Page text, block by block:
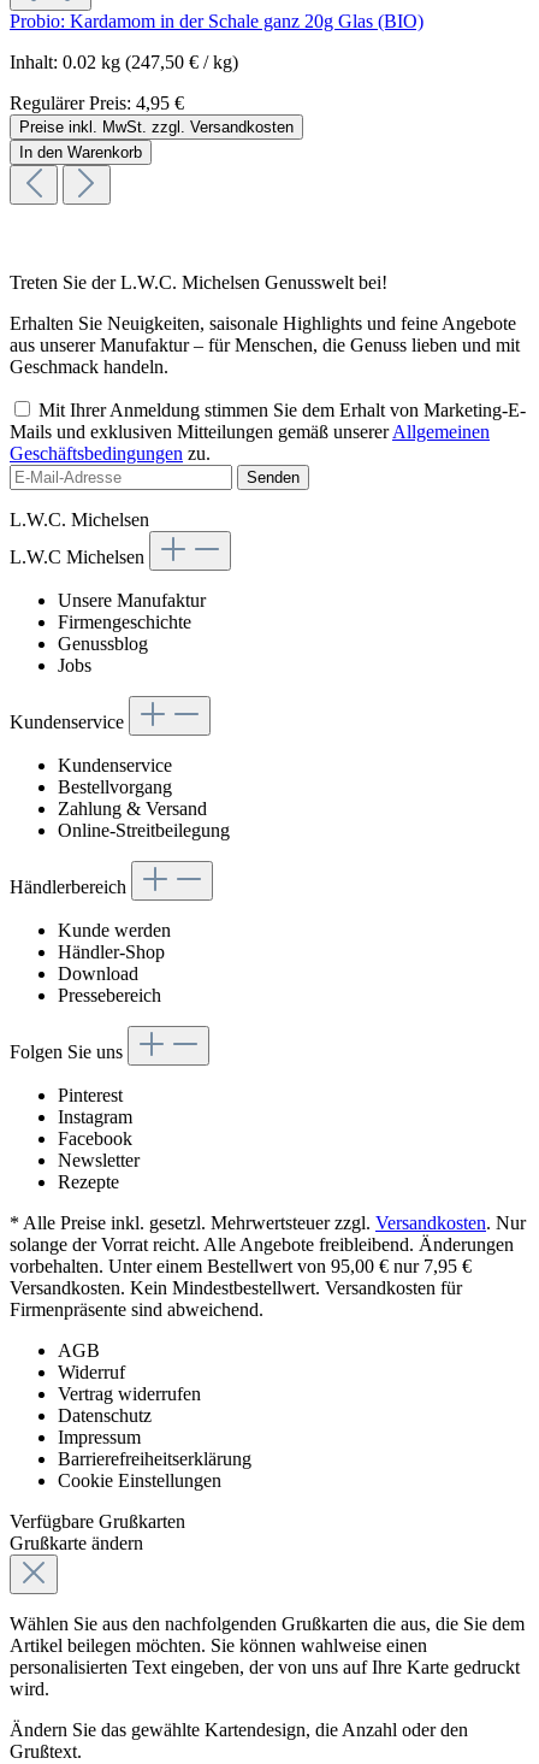
Probio: Kardamom in der Schale ganz 20g Glas (BIO)
Inhalt: 0.02 kg (247,50 € / kg)
Regulärer Preis: 4,95 €
Preise inkl. MwSt. zzgl. Versandkosten
In den Warenkorb
Treten Sie der L.W.C. Michelsen Genusswelt bei!
Erhalten Sie Neuigkeiten, saisonale Highlights und feine Angebote
aus unserer Manufaktur – für Menschen, die Genuss lieben und mit
Geschmack handeln.
Mit Ihrer Anmeldung stimmen Sie dem Erhalt von Marketing-E-
Mails und exklusiven Mitteilungen gemäß unsererAllgemeinen
Geschäftsbedingungen zu.
Senden
L.W.C. Michelsen
L.W.C Michelsen
Unsere Manufaktur
Firmengeschichte
Genussblog
Jobs
Kundenservice
Kundenservice
Bestellvorgang
Zahlung & Versand
Online-Streitbeilegung
Händlerbereich
Kunde werden
Händler-Shop
Download
Pressebereich
Folgen Sie uns
Pinterest
Instagram
Facebook
Newsletter
Rezepte
* Alle Preise inkl. gesetzl. Mehrwertsteuer zzgl. Versandkosten. Nur
solange der Vorrat reicht. Alle Angebote freibleibend. Änderungen
vorbehalten. Unter einem Bestellwert von 95,00 € nur 7,95 €
Versandkosten. Kein Mindestbestellwert. Versandkosten für
Firmenpräsente sind abweichend.
AGB
Widerruf
Vertrag widerrufen
Datenschutz
Impressum
Barrierefreiheitserklärung
Cookie Einstellungen
Verfügbare Grußkarten
Grußkarte ändern
Wählen Sie aus den nachfolgenden Grußkarten die aus, die Sie dem
Artikel beilegen möchten. Sie können wahlweise einen
personalisierten Text eingeben, der von uns auf Ihre Karte gedruckt
wird.
Ändern Sie das gewählte Kartendesign, die Anzahl oder den
Grußtext.